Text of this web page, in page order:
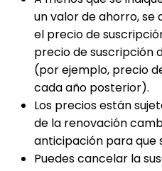
un valor de ahorro,
el precio de
precio de suscripción
(por ejemplo, precio
cada año posterior).
Los precios están
de la renovación
anticipación para que
Puedes cancelar la